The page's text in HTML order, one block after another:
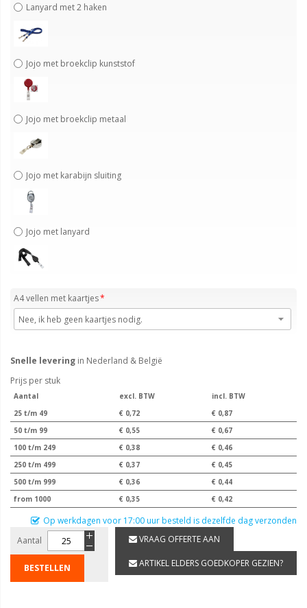
Lanyard met 2 haken
Jojo met broekclip kunststof
Jojo met broekclip metaal
Jojo met karabijn sluiting
Jojo met lanyard
A4 vellen met kaartjes
Snelle levering in Nederland & België
Prijs per stuk
Aantal excl. BTW
incl. BTW
25 t/m 49
€ 0,72
€ 0,87
50 t/m 99
€ 0,55
€ 0,67
100 t/m 249
€ 0,38
€ 0,46
250 t/m 499
€ 0,37
€ 0,45
500 t/m 999
€ 0,36
€ 0,44
from 1000
€ 0,35 € 0,42
Op werkdagen voor 17:00 uur besteld is dezelfde dag verzonden
Aantal
BESTELLEN
VRAAG OFFERTE AAN
ARTIKEL ELDERS GOEDKOPER GEZIEN?